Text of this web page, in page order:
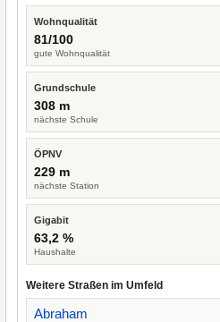
Wohnqualität
81/100
gute Wohnqualität
Grundschule
308 m
nächste Schule
ÖPNV
229 m
nächste Station
Gigabit
63,2 %
Haushalte
Weitere Straßen im Umfeld
Abraham